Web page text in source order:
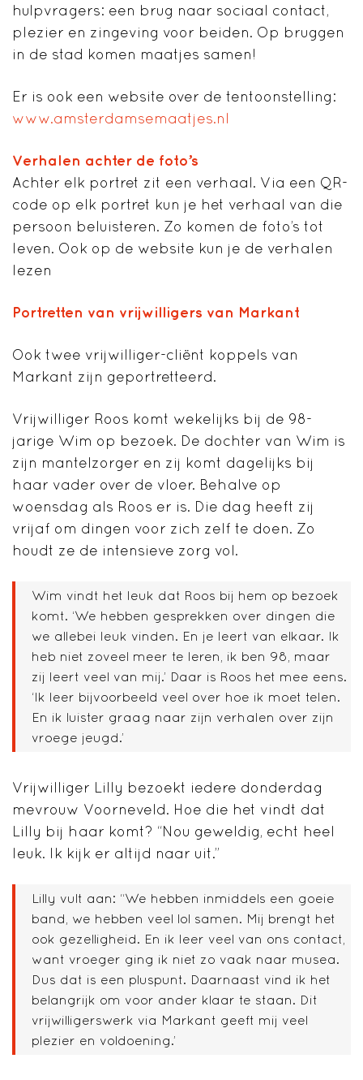
hulpvragers: een brug naar sociaal contact,
plezier en zingeving voor beiden. Op bruggen
in de stad komen maatjes samen!
Er is ook een website over de tentoonstelling:
www.amsterdamsemaatjes.nl
Verhalen achter de foto’s
Achter elk portret zit een verhaal. Via een QR-
code op elk portret kun je het verhaal van die
persoon beluisteren. Zo komen de foto’s tot
leven. Ook op de website kun je de verhalen
lezen
Portretten van vrijwilligers van Markant
Ook twee vrijwilliger-cliënt koppels van
Markant zijn geportretteerd.
Vrijwilliger Roos komt wekelijks bij de 98-
jarige Wim op bezoek. De dochter van Wim is
zijn mantelzorger en zij komt dagelijks bij
haar vader over de vloer. Behalve op
woensdag als Roos er is. Die dag heeft zij
vrijaf om dingen voor zich zelf te doen. Zo
houdt ze de intensieve zorg vol.
Wim vindt het leuk dat Roos bij hem op bezoek
komt. ‘We hebben gesprekken over dingen die
we allebei leuk vinden. En je leert van elkaar. Ik
heb niet zoveel meer te leren, ik ben 98, maar
zij leert veel van mij.’ Daar is Roos het mee eens.
‘Ik leer bijvoorbeeld veel over hoe ik moet telen.
En ik luister graag naar zijn verhalen over zijn
vroege jeugd.’
Vrijwilliger Lilly bezoekt iedere donderdag
mevrouw Voorneveld. Hoe die het vindt dat
Lilly bij haar komt? “Nou geweldig, echt heel
leuk. Ik kijk er altijd naar uit.”
Lilly vult aan: “We hebben inmiddels een goeie
band, we hebben veel lol samen. Mij brengt het
ook gezelligheid. En ik leer veel van ons contact,
want vroeger ging ik niet zo vaak naar musea.
Dus dat is een pluspunt. Daarnaast vind ik het
belangrijk om voor ander klaar te staan. Dit
vrijwilligerswerk via Markant geeft mij veel
plezier en voldoening.’